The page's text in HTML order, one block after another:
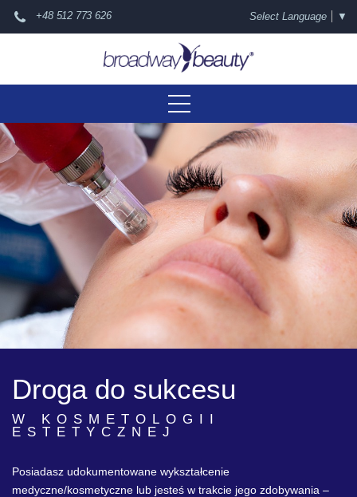
+48 512 773 626 Select Language ▼
Droga do sukcesu
W KOSMETOLOGII
ESTETYCZNEJ
Posiadasz udokumentowane wykształcenie
medyczne/kosmetyczne lub jesteś w trakcie jego zdobywania –